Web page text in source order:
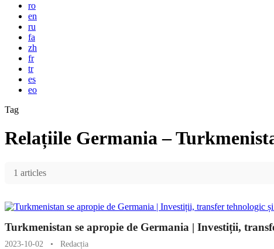
ro
en
ru
fa
zh
fr
tr
es
eo
Tag
Relațiile Germania –
1 articles
Turkmenistan se apropie de Germania | Investiții,
2023-10-02 • Redacția